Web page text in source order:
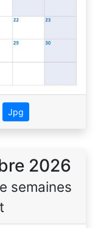
Jpg
2026
semaines